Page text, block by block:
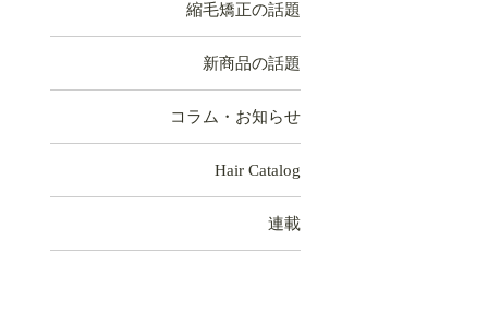
縮毛矯正の話題
新商品の話題
コラム・お知らせ
Hair Catalog
連載